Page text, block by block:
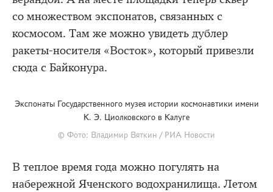
со множеством экспонатов, связанных с
космосом. Там же можно увидеть дублер
ракеты-носителя «Восток», который привезли
сюда с Байконура.
Экспонаты Государственного музея истории космонавтики имени
К. Э. Циолковского в Калуге
© Фото: Владимир Вяткин / РИА Новости
В теплое время года можно погулять на
набережной Яченского водохранилища. Летом